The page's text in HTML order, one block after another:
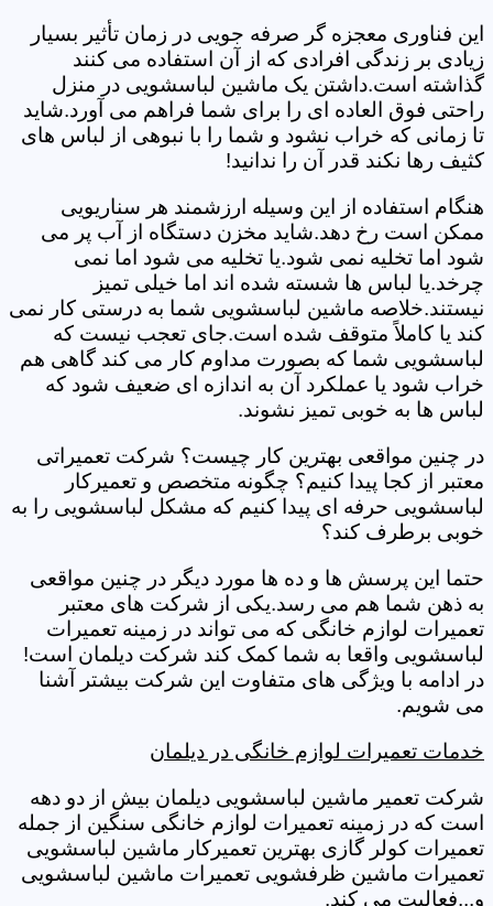
این فناوری معجزه گر صرفه جویی در زمان تأثیر بسیار
زیادی بر زندگی افرادی که از آن استفاده می کنند
گذاشته است.داشتن یک ماشین لباسشویی در منزل
راحتی فوق العاده ای را برای شما فراهم می آورد.شاید
تا زمانی که خراب نشود و شما را با نبوهی از لباس های
کثیف رها نکند قدر آن را ندانید!
هنگام استفاده از این وسیله ارزشمند هر سناریویی
ممکن است رخ دهد.شاید مخزن دستگاه از آب پر می
شود اما تخلیه نمی شود.یا تخلیه می شود اما نمی
چرخد.یا لباس ها شسته شده اند اما خیلی تمیز
نیستند.خلاصه ماشین لباسشویی شما به درستی کار نمی
کند یا کاملاً متوقف شده است.جای تعجب نیست که
لباسشویی شما که بصورت مداوم کار می کند گاهی هم
خراب شود یا عملکرد آن به اندازه ای ضعیف شود که
لباس ها به خوبی تمیز نشوند.
در چنین مواقعی بهترین کار چیست؟ شرکت تعمیراتی
معتبر از کجا پیدا کنیم؟ چگونه متخصص و تعمیرکار
لباسشویی حرفه ای پیدا کنیم که مشکل لباسشویی را به
خوبی برطرف کند؟
حتما این پرسش ها و ده ها مورد دیگر در چنین مواقعی
به ذهن شما هم می رسد.یکی از شرکت های معتبر
تعمیرات لوازم خانگی که می تواند در زمینه تعمیرات
لباسشویی واقعا به شما کمک کند شرکت دیلمان است!
در ادامه با ویژگی های متفاوت این شرکت بیشتر آشنا
می شویم.
خدمات تعمیرات لوازم خانگی در دیلمان
شرکت تعمیر ماشین لباسشویی دیلمان بیش از دو دهه
است که در زمینه تعمیرات لوازم خانگی سنگین از جمله
تعمیرات کولر گازی بهترین تعمیرکار ماشین لباسشویی
تعمیرات ماشین ظرفشویی تعمیرات ماشین لباسشویی
و...فعالیت می کند.